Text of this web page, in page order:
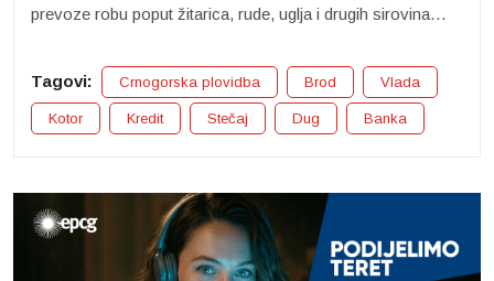
prevoze robu poput žitarica, rude, uglja i drugih sirovina…
Tagovi: Crnogorska plovidba Brod Vlada
Kotor Kredit Stečaj Dug Banka